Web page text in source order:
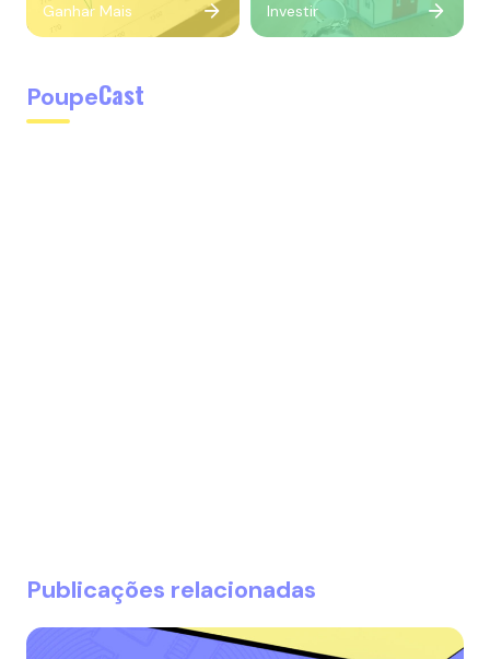
Ganhar Mais Investir
PoupeCast
Publicações relacionadas